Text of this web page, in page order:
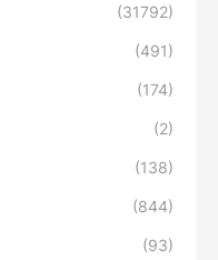
(31792)
(491)
(174)
(2)
(138)
(844)
(93)